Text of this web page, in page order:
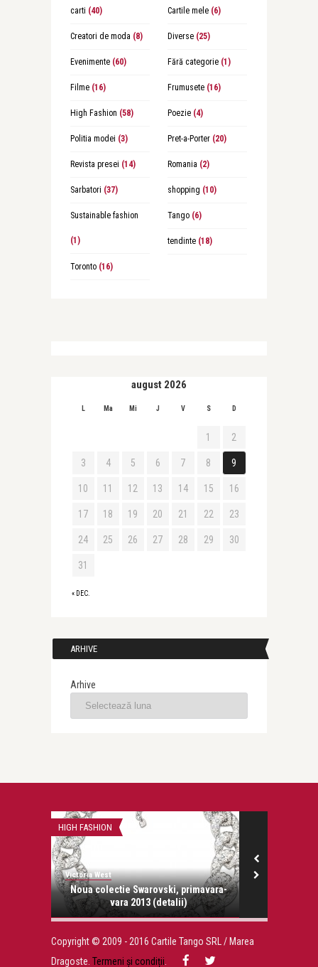
carti (40) Cartile mele(6)
Creatori de moda (8) Diverse(25)
Evenimente(60) Fără categorie(1)
Filme(16) Frumusete(16)
High Fashion (58) Poezie(4)
Politia modei (3) Pret-a-Porter(20)
Revista presei (14) Romania (2)
Sarbatori (37) shopping (10)
Sustainable fashion
(1)
Tango(6)
tendinte(18)
Toronto(16)
august 2026
L Ma Mi J V S D
« DEC.
1 2
3 4 5 6 7 8 9
10 11 12 13 14 15 16
17 18 19 20 21 22 23
24 25 26 27 28 29 30
31
ARHIVE
Arhive
HIGH FASHION
Victoria West
Noua colectie Swarovski, primavara-
vara 2013 (detalii)
Copyright © 2009 - 2016 Cartile Tango SRL / Marea
Dragoste. Termeni și condiții